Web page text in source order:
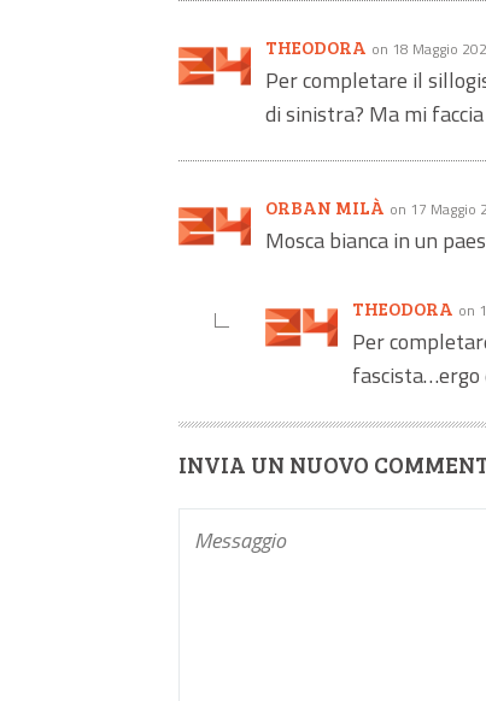
THEODORA on 18 Maggio
Per completare il
di sinistra? Ma mi
ORBAN MILÀ on 17 Maggio
Mosca bianca in un
THEODORA on
Per
fascista…ergo
INVIA UN NUOVO